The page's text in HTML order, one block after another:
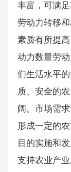
丰富，可满
劳动力转移
素质有所提
动力数量劳
们生活水平
质、安全的
阔。市场需
形成一定的
目的实施和
支持农业产